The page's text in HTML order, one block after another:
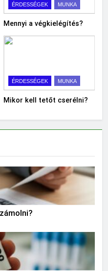
ÉRDESSÉGEK MUNKA
Mennyi a végkielégítés?
ÉRDESSÉGEK MUNKA
Mikor kell tetőt cserélni?